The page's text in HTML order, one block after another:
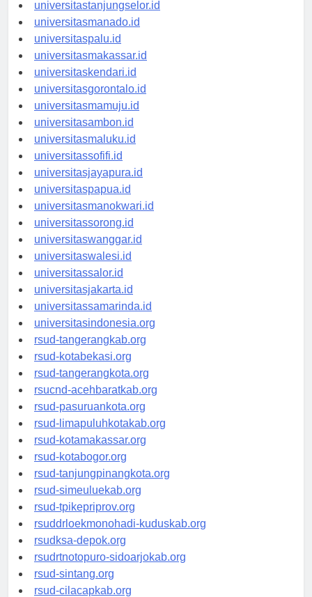
universitastanjungselor.id
universitasmanado.id
universitaspalu.id
universitasmakassar.id
universitaskendari.id
universitasgorontalo.id
universitasmamuju.id
universitasambon.id
universitasmaluku.id
universitassofifi.id
universitasjayapura.id
universitaspapua.id
universitasmanokwari.id
universitassorong.id
universitaswanggar.id
universitaswalesi.id
universitassalor.id
universitasjakarta.id
universitassamarinda.id
universitasindonesia.org
rsud-tangerangkab.org
rsud-kotabekasi.org
rsud-tangerangkota.org
rsucnd-acehbaratkab.org
rsud-pasuruankota.org
rsud-limapuluhkotakab.org
rsud-kotamakassar.org
rsud-kotabogor.org
rsud-tanjungpinangkota.org
rsud-simeuluekab.org
rsud-tpikepriprov.org
rsuddrloekmonohadi-kuduskab.org
rsudksa-depok.org
rsudrtnotopuro-sidoarjokab.org
rsud-sintang.org
rsud-cilacapkab.org